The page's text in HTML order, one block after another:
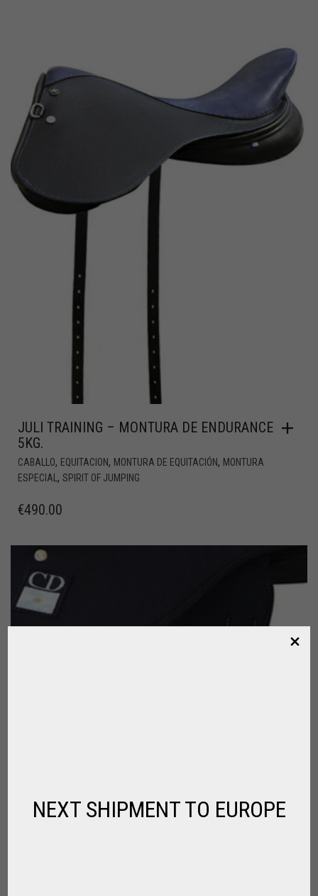
JULI TRAINING – MONTURA DE ENDURANCE
5KG.
CABALLO, EQUITACION, MONTURA DE EQUITACIÓN, MONTURA
ESPECIAL , SPIRIT OF JUMPING
€490.00
NEXT SHIPMENT TO EUROPE